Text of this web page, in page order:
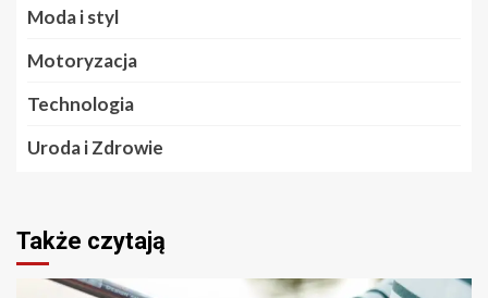
Moda i styl
Motoryzacja
Technologia
Uroda i Zdrowie
Także czytają